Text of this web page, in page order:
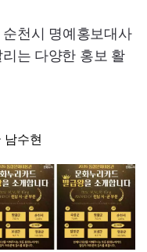
천시 명예홍보대사
는 다양한 홍보 활
남수현